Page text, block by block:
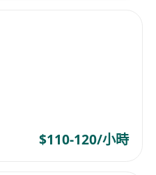
$110-120/小時